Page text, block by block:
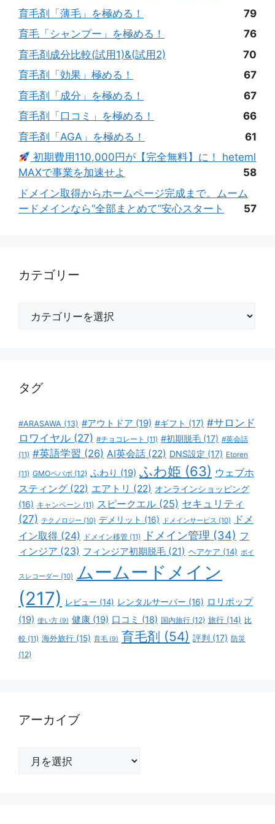
育毛剤「薄毛」を極める！
79
育毛「シャンプー」を極める！
76
育毛剤成分比較(試用1)&(試用2)
70
育毛剤「効果」極める！
67
育毛剤「成分」を極める！
67
育毛剤「口コミ」を極める！
66
育毛剤「AGA」を極める！
61
初期費用110,000円が【完全無料】に！ heteml
MAXで事業を加速せよ
58
ドメイン取得からホームページ完成まで。ムーム
ードメインなら“全部まとめて”安心スタート
57
カテゴリー
タグ
#ARASAWA (13) #アウトドア (19) #ギフト (17) #サロンド
ロワイヤル (27) #チョコレート (11) #初期脱毛 (17) #英会話
(11) #英語学習 (26) AI英会話 (22) DNS設定 (17) Etoren
(11) GMOペパボ (12) ふわり (19) ふわ姫 (63) ウェブホ
スティング (22) エアトリ (22) オンラインショッピング
(16) キャンペーン (11) スピークエル (25) セキュリティ
(27) テクノロジー (10) デメリット (16) ドメインサービス (10)
ドメ
イン取得 (24) ドメイン移管 (11) ドメイン管理 (34) フ
ィンジア (23) フィンジア初期脱毛 (21) ヘアケア (14) ボイ
スレコーダー (10) ムームードメイン
(217)
レビュー (14) レンタルサーバー (16) ロリポップ
(19) 使い方 (9) 健康 (19) 口コミ (18) 国内旅行 (12) 旅行 (14) 比
較 (11) 海外旅行 (15) 育毛 (9) 育毛剤 (54) 評判 (17) 防災
(12)
アーカイブ